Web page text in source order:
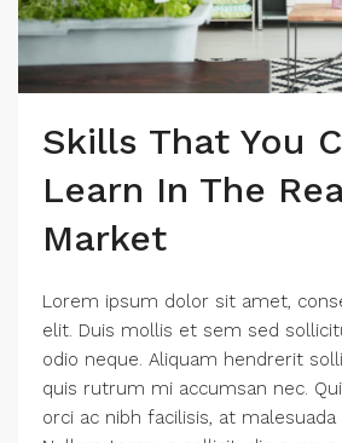
Skills That You
Learn In The
Market
Lorem ipsum dolor sit amet,
elit. Duis mollis et sem sed
odio neque. Aliquam hendrerit
quis rutrum mi accumsan nec.
orci ac nibh facilisis, at malesuada